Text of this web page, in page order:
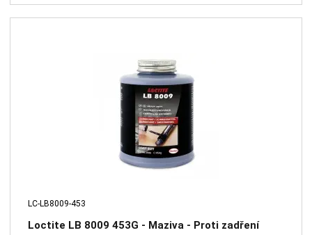
LC-LB8009-453
Loctite LB 8009 453G - Maziva - Proti zadření